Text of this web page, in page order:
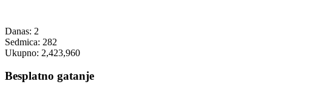
Danas: 2
Sedmica: 282
Ukupno: 2,423,960
Besplatno gatanje